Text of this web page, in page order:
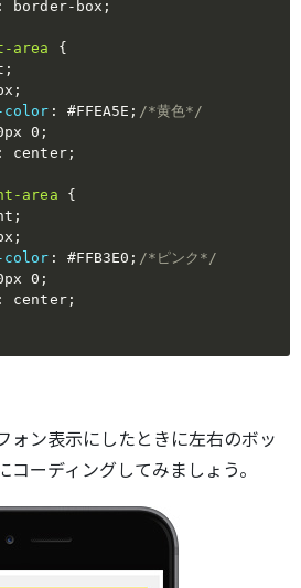
: border-box ;
area
{
;
;
color : #FFEA5E ; /*黄色*/
0 ;
: center;
area
{
;
;
color : #FFB3E0 ; /*ピンク*/
0 ;
: center;
ォン表示にしたときに左右のボッ
ーディングしてみましょう。